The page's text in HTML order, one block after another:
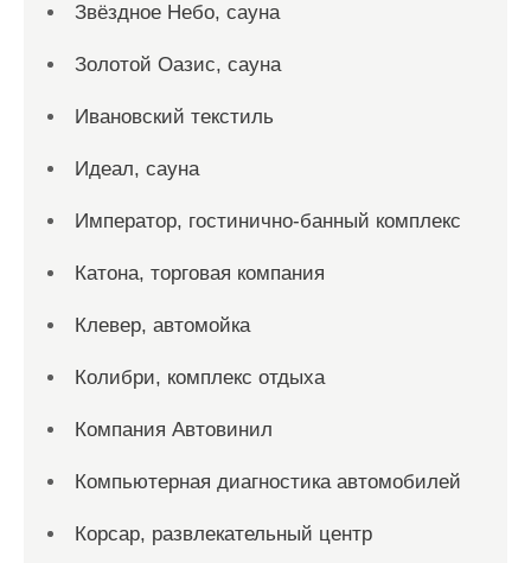
Звёздное Небо, сауна
Золотой Оазис, сауна
Ивановский текстиль
Идеал, сауна
Император, гостинично-банный комплекс
Катона, торговая компания
Клевер, автомойка
Колибри, комплекс отдыха
Компания Автовинил
Компьютерная диагностика автомобилей
Корсар, развлекательный центр